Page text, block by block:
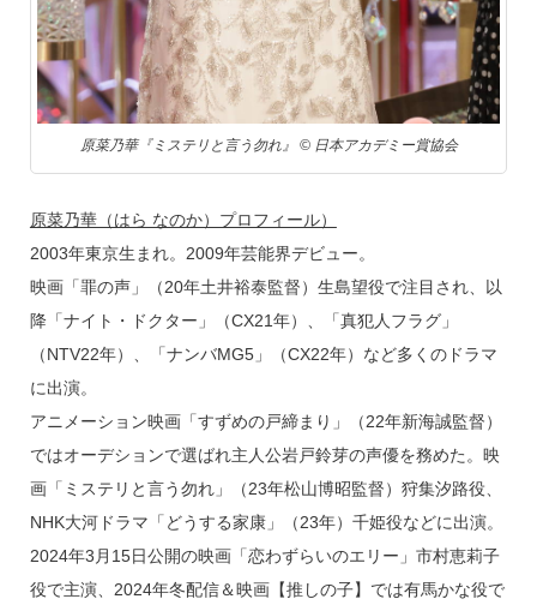
原菜乃華『ミステリと言う勿れ』 © 日本アカデミー賞協会
原菜乃華（はら なのか）プロフィール）
2003年東京生まれ。2009年芸能界デビュー。
映画「罪の声」（20年土井裕泰監督）生島望役で注目され、以
降「ナイト・ドクター」（CX21年）、「真犯人フラグ」
（NTV22年）、「ナンバMG5」（CX22年）など多くのドラマ
に出演。
アニメーション映画「すずめの戸締まり」（22年新海誠監督）
ではオーデションで選ばれ主人公岩戸鈴芽の声優を務めた。映
画「ミステリと言う勿れ」（23年松山博昭監督）狩集汐路役、
NHK大河ドラマ「どうする家康」（23年）千姫役などに出演。
2024年3月15日公開の映画「恋わずらいのエリー」市村恵莉子
役で主演、2024年冬配信＆映画【推しの子】では有馬かな役で